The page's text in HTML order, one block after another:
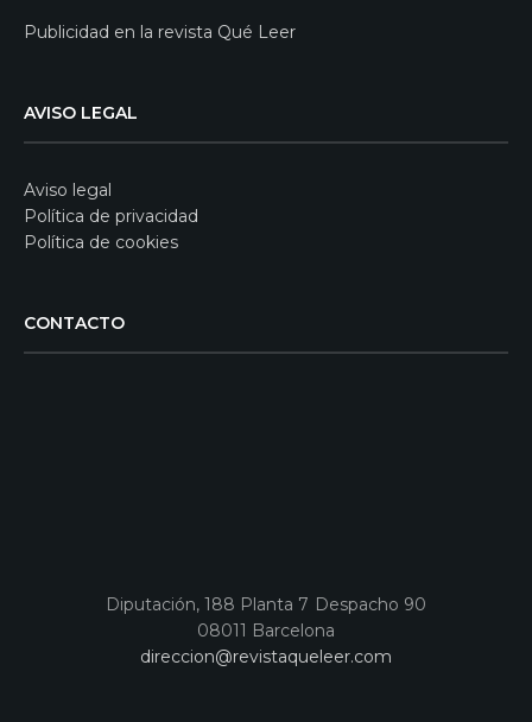
Publicidad en la revista Qué Leer
AVISO LEGAL
Aviso legal
Política de privacidad
Política de cookies
CONTACTO
Diputación, 188 Planta 7 Despacho 90
08011 Barcelona
direccion@revistaqueleer.com